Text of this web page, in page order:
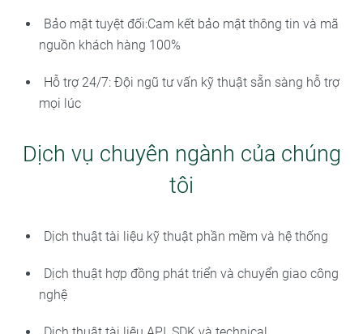
Bảo mật tuyệt đối:Cam kết bảo mật thông tin và mã
nguồn khách hàng 100%
Hỗ trợ 24/7: Đội ngũ tư vấn kỹ thuật sẵn sàng hỗ trợ
mọi lúc
Dịch vụ chuyên ngành của chúng
tôi
Dịch thuật tài liệu kỹ thuật phần mềm và hệ thống
Dịch thuật hợp đồng phát triển và chuyển giao công
nghệ